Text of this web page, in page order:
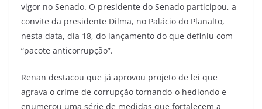
vigor no Senado. O presidente do Senado participou, a
convite da presidente Dilma, no Palácio do Planalto,
nesta data, dia 18, do lançamento do que definiu com
“pacote anticorrupção”.
Renan destacou que já aprovou projeto de lei que
agrava o crime de corrupção tornando-o hediondo e
enumerou uma série de medidas que fortalecem a